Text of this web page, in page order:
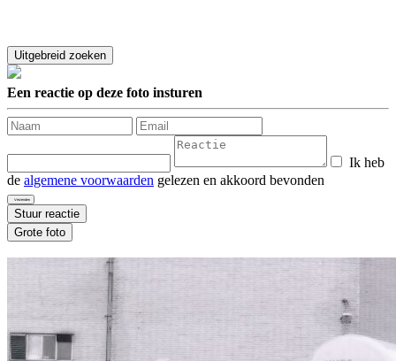
Een reactie op deze foto insturen
Ik heb
de algemene voorwaarden gelezen en akkoord bevonden